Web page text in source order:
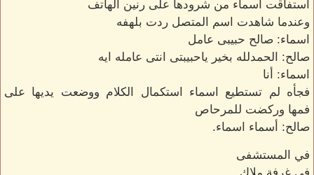
استفاقت اسماء من شرودها على رنين الهاتف
وعندما شاهدت اسم المتصل ردت بلهفه
اسماء: صالح حبيبى عامل
صالح: الحمدلله بخير ياحبيبتى انتى عامله ايه
اسماء: أنا
فجأه لم تستطيع اسماء استكمال الكلام ووضعت يديها على
فمها وركضت للمرحاص
صالح: أسماء اسماء.
في المستشفى